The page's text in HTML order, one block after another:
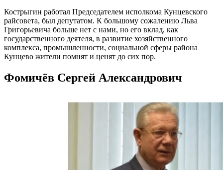
Кострыгин работал Председателем исполкома Кунцевского
райсовета, был депутатом. К большому сожалению Льва
Григорьевича больше нет с нами, но его вклад, как
государственного деятеля, в развитие хозяйственного
комплекса, промышленности, социальной сферы района
Кунцево жители помнят и ценят до сих пор.
Фомичёв Сергей Александрович